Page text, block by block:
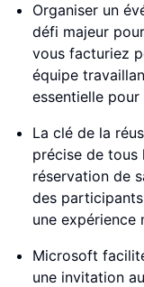
Organiser un
défi majeur
vous facturiez
équipe
essentielle
La clé de la
précise de tous
réservation de
des
une expérience
Microsoft
une invitation